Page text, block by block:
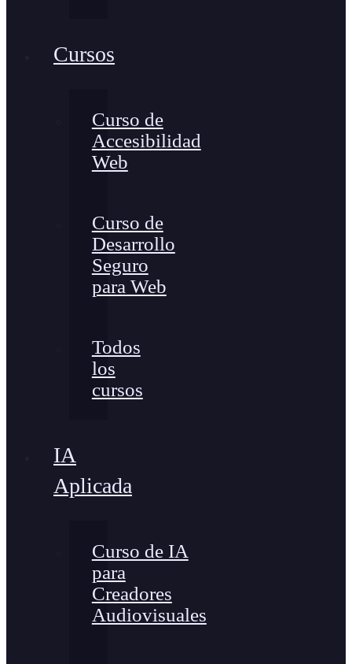
Cursos
Curso de
Accesibilidad
Web
Curso de
Desarrollo
Seguro
para Web
Todos
los
cursos
IA
Aplicada
Curso de IA
para
Creadores
Audiovisuales